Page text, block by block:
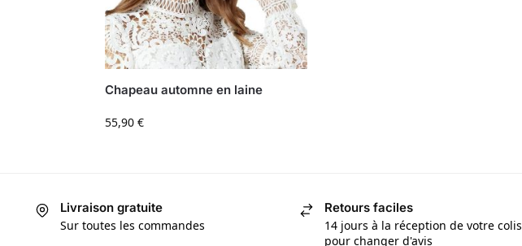
Chapeau automne en laine
55,90 €
Livraison gratuite
Sur toutes les commandes
Retours faciles
14 jours à la réception de votre colis
pour changer d'avis